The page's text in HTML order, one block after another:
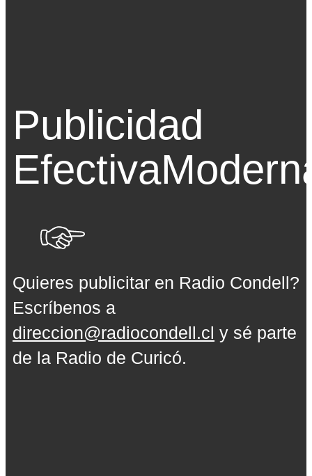
Publicidad
Efectiva
Quieres publicitar en Radio Condell?
Escríbenos a
direccion@radiocondell.cl y sé parte
de la Radio de Curicó.